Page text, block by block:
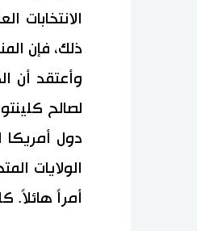
ذلك، فإن
وأعتقد أن
لصالح
دول أمريكا
الولايات
أمراً